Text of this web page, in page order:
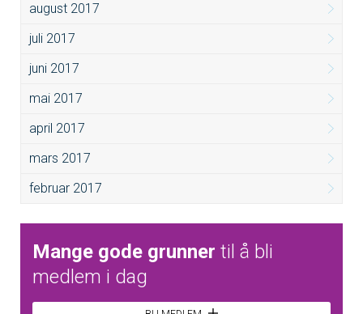
august 2017
juli 2017
juni 2017
mai 2017
april 2017
mars 2017
februar 2017
Mange gode grunner til å bli
medlem i dag